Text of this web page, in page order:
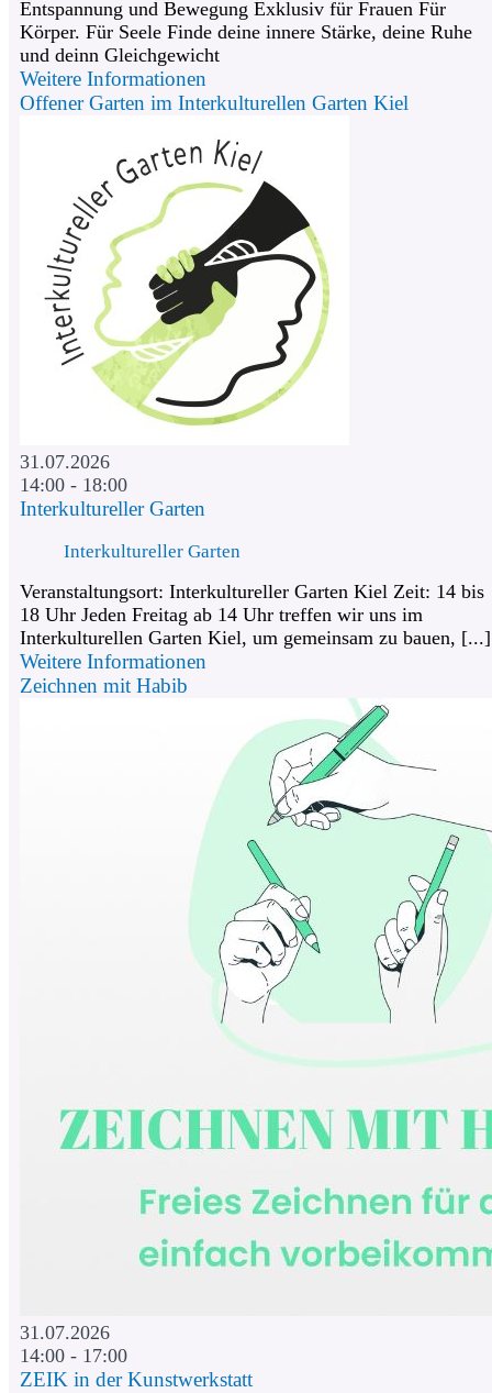
Entspannung und Bewegung Exklusiv für Frauen Für
Körper. Für Seele Finde deine innere Stärke, deine Ruhe
und deinn Gleichgewicht
Weitere Informationen
Offener Garten im Interkulturellen Garten Kiel
31.07.2026
14:00 - 18:00
Interkultureller Garten
Interkultureller Garten
Veranstaltungsort: Interkultureller Garten Kiel Zeit: 14 bis
18 Uhr Jeden Freitag ab 14 Uhr treffen wir uns im
Interkulturellen Garten Kiel, um gemeinsam zu bauen, [...]
Weitere Informationen
Zeichnen mit Habib
31.07.2026
14:00 - 17:00
ZEIK in der Kunstwerkstatt